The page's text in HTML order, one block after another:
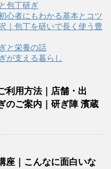
包丁研ぎ
心者にもわかる基本とコツ
｜包丁を研いで長く使う豊
と栄養の話
が支える暮らし
利用方法｜店舗・出
のご案内｜研ぎ陣 濱蔵
座｜こんなに面白いな